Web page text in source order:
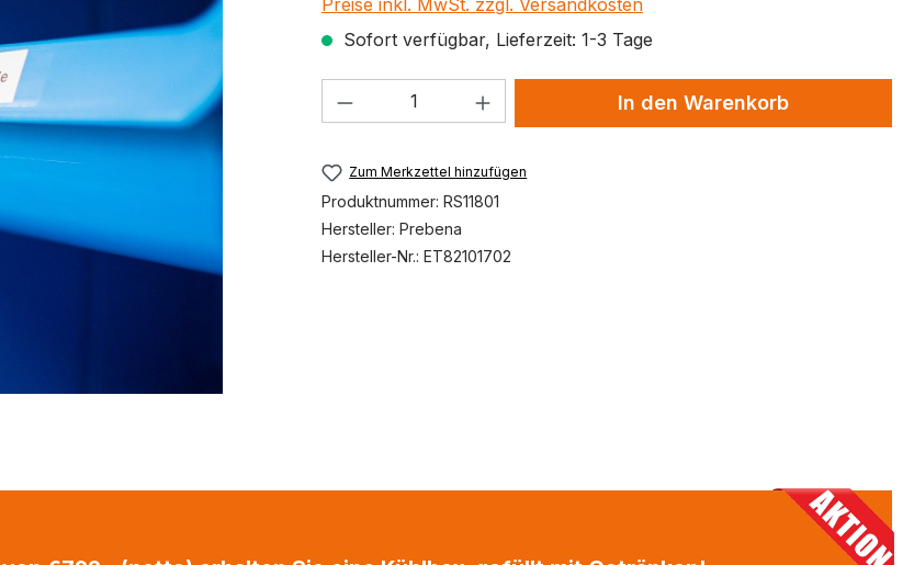
Preise inkl. MwSt. zzgl. Versandkosten
Sofort verfügbar, Lieferzeit: 1-3 Tage
Produkt Anzahl: Gib den gewünschten Wert
In den Warenkorb
Zum Merkzettel hinzufügen
Produktnummer: RS11801
Hersteller: Prebena
Hersteller-Nr.: ET82101702